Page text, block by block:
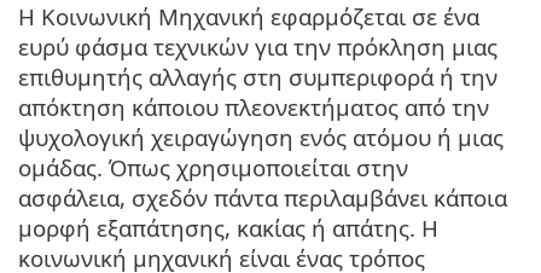
Η Κοινωνική Μηχανική εφαρμόζεται σε ένα
ευρύ φάσμα τεχνικών για την πρόκληση μιας
επιθυμητής αλλαγής στη συμπεριφορά ή την
απόκτηση κάποιου πλεονεκτήματος από την
ψυχολογική χειραγώγηση ενός ατόμου ή μιας
ομάδας. Όπως χρησιμοποιείται στην
ασφάλεια, σχεδόν πάντα περιλαμβάνει κάποια
μορφή εξαπάτησης, κακίας ή απάτης. Η
κοινωνική μηχανική είναι ένας τρόπος